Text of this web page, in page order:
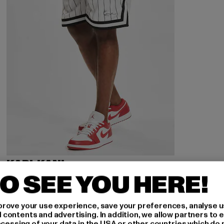
KARL KANI
KM-PS011-002-02 Small Signature Pinstripe Mesh Shorts
27,99 EUR
Derzeitiger Preis: 27,99 EUR
39,99 EUR Aktionspreis: 39,99 EUR
SEE YOU HERE!
your use experience, save your preferences, analyse
and advertising. In addition, we allow partners to